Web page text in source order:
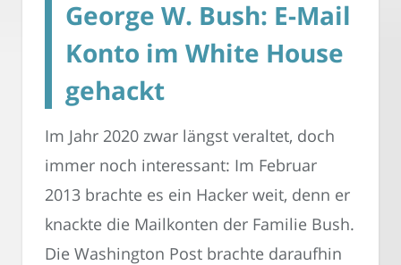
George W. Bush: E-Mail
Konto im White House
gehackt
Im Jahr 2020 zwar längst veraltet, doch
immer noch interessant: Im Februar
2013 brachte es ein Hacker weit, denn er
knackte die Mailkonten der Familie Bush.
Die Washington Post brachte daraufhin